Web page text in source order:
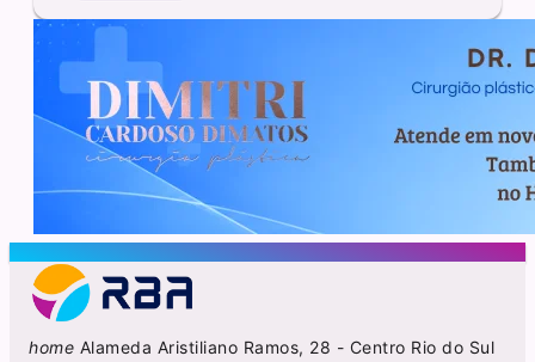
home Alameda Aristiliano Ramos, 28 - Centro Rio do Sul